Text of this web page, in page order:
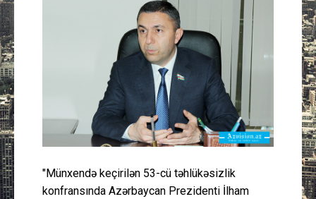
Müsahibə
İdman
Layihə
Gündəm
Cəmiyyət
"Münxendə keçirilən 53-cü təhlükəsizlik
konfransında Azərbaycan Prezidenti İlham